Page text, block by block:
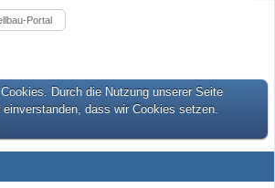
Portal
Durch die Nutzung unserer Seite
dass wir Cookies setzen.